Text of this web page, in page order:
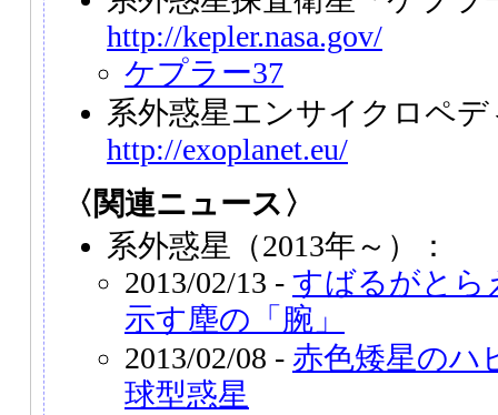
http://kepler.nasa.gov/
ケプラー37
系外惑星エンサイクロペデ
http://exoplanet.eu/
〈関連ニュース〉
系外惑星（2013年～）：
2013/02/13 - すばるがとら
示す塵の「腕」
2013/02/08 - 赤色矮星のハ
球型惑星